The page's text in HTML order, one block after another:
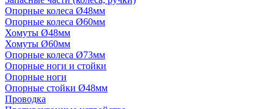
Опорные колеса Ø48мм
Опорные колеса Ø60мм
Хомуты Ø48мм
Хомуты Ø60мм
Опорные колеса Ø73мм
Опорные ноги и стойки
Опорные ноги
Опорные стойки Ø48мм
Проводка